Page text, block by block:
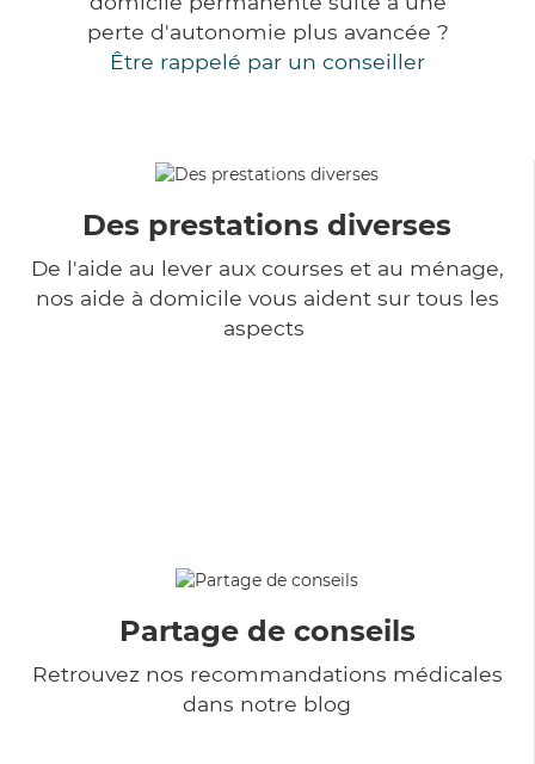
perte d'autonomie plus avancée ?
Être rappelé par un conseiller
Des prestations diverses
De l'aide au lever aux courses et au ménage,
nos aide à domicile vous aident sur tous les
aspects
Partage de conseils
Retrouvez nos recommandations médicales
dans notre blog